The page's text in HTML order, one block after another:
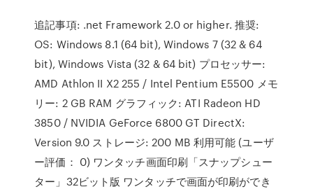
追記事項: .net Framework 2.0 or higher. 推奨:
OS: Windows 8.1 (64 bit), Windows 7 (32 & 64
bit), Windows Vista (32 & 64 bit) プロセッサー:
AMD Athlon II X2 255 / Intel Pentium E5500 メモ
リー: 2 GB RAM グラフィック: ATI Radeon HD
3850 / NVIDIA GeForce 6800 GT DirectX:
Version 9.0 ストレージ: 200 MB 利用可能 (ユーザ
ー評価： 0) ワンタッチ画面印刷「スナップシュー
ター」32ビット版 ワンタッチで画面が印刷ができ